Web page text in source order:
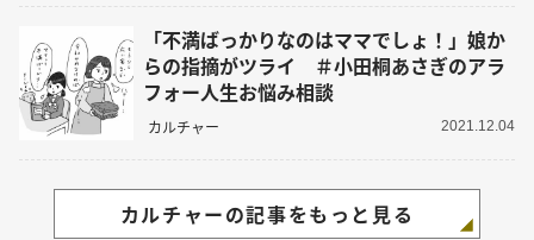
「不満ばっかりなのはママでしょ！」娘か
らの指摘がツライ ＃小田桐あさぎのアラ
フォー人生お悩み相談
カルチャー 2021.12.04
カルチャーの記事をもっと見る